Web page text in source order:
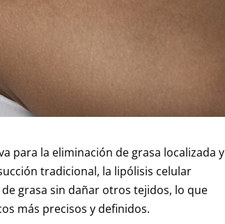
para la eliminación de grasa localizada y
tradicional, la lipólisis celular
grasa sin dañar otros tejidos, lo que
más precisos y definidos.